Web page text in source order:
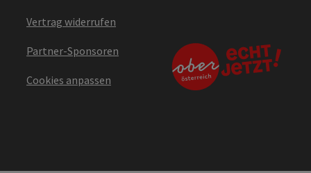
Vertrag widerrufen
Partner-Sponsoren
Cookies anpassen